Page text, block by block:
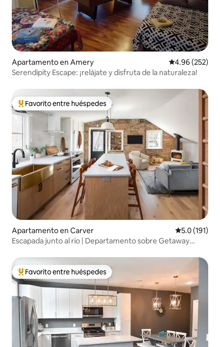
Apartamento en Amery Calificación
4.96 (252)
Serendipity Escape: ¡relájate y disfruta de la naturaleza!
Favorito entre huéspedes preferido
Favorito entre huéspedes
Apartamento en Carver Calificación
5.0 (191)
Escapada junto al río | Departamento sobre Getaway
Favorito entre huéspedes preferido
Favorito entre huéspedes